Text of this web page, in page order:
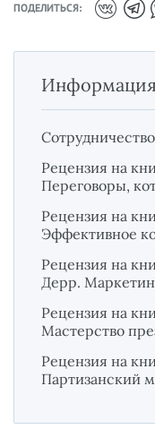
ПОДЕЛИТЬСЯ:
Информация
Рецензия на
Переговоры,
Рецензия на
Эффективное
Рецензия на
Дерр.
Рецензия на
Мастерство
Рецензия на
Партизанский